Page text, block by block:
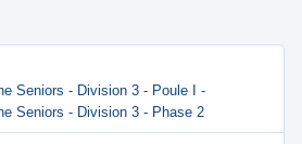
Seniors - Division 3 - Poule I -
Seniors - Division 3 - Phase 2